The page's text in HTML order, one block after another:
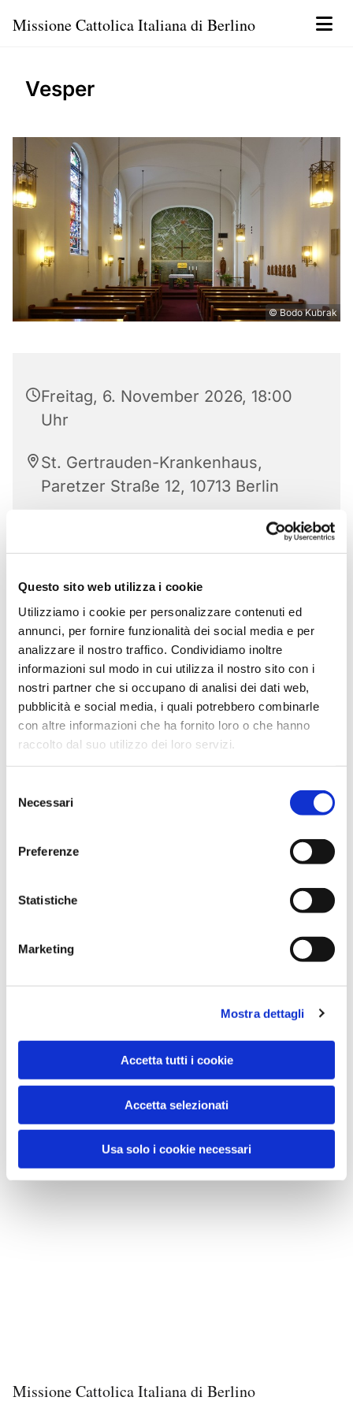
Questo sito web utilizza i cookie
Utilizziamo i cookie per personalizzare contenuti ed
annunci, per fornire funzionalità dei social media e per
analizzare il nostro traffico. Condividiamo inoltre
informazioni sul modo in cui utilizza il nostro sito con i
nostri partner che si occupano di analisi dei dati web,
pubblicità e social media, i quali potrebbero combinarle
con altre informazioni che ha fornito loro o che hanno
raccolto dal suo utilizzo dei loro servizi.
delNecessari
Preferenze
Statistiche
Marketing
Mostra dettagli
Accetta tutti i cookie
Accetta selezionati
Usa solo i cookie necessari
Missione Cattolica Italiana di Berlino
Vesper
© Bodo Kubrak
Freitag, 6. November 2026, 18:00
Uhr
St. Gertrauden-Krankenhaus,
Paretzer Straße 12, 10713 Berlin
Missione Cattolica Italiana di Berlino